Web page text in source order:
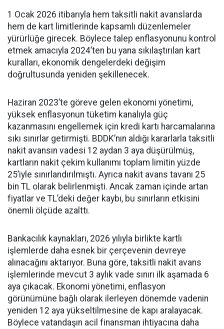
1 Ocak 2026 itibarıyla hem taksitli nakit avanslarda
hem de kart limitlerinde kapsamlı düzenlemeler
yürürlüğe girecek. Böylece talep enflasyonunu kontrol
etmek amacıyla 2024’ten bu yana sıkılaştırılan kart
kuralları, ekonomik dengelerdeki değişim
doğrultusunda yeniden şekillenecek.
Haziran 2023’te göreve gelen ekonomi yönetimi,
yüksek enflasyonun tüketim kanalıyla güç
kazanmasını engellemek için kredi kartı harcamalarına
sıkı sınırlar getirmişti. BDDK’nın aldığı kararlarla taksitli
nakit avansın vadesi 12 aydan 3 aya düşürülmüş,
kartların nakit çekim kullanımı toplam limitin yüzde
25’iyle sınırlandırılmıştı. Ayrıca nakit avans tavanı 25
bin TL olarak belirlenmişti. Ancak zaman içinde artan
fiyatlar ve TL’deki değer kaybı, bu sınırların etkisini
önemli ölçüde azalttı.
Bankacılık kaynakları, 2026 yılıyla birlikte kartlı
işlemlerde daha esnek bir çerçevenin devreye
alınacağını aktarıyor. Buna göre, taksitli nakit avans
işlemlerinde mevcut 3 aylık vade sınırı ilk aşamada 6
aya çıkacak. Ekonomi yönetimi, enflasyon
görünümüne bağlı olarak ilerleyen dönemde vadenin
yeniden 12 aya yükseltilmesine de kapı aralayacak.
Böylece vatandaşın acil finansman ihtiyacına daha